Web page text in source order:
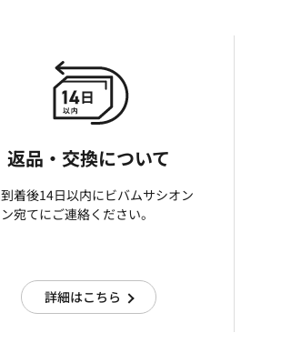
返品・交換について
着後14日以内にビバムサシオン
宛てにご連絡ください。
詳細はこちら